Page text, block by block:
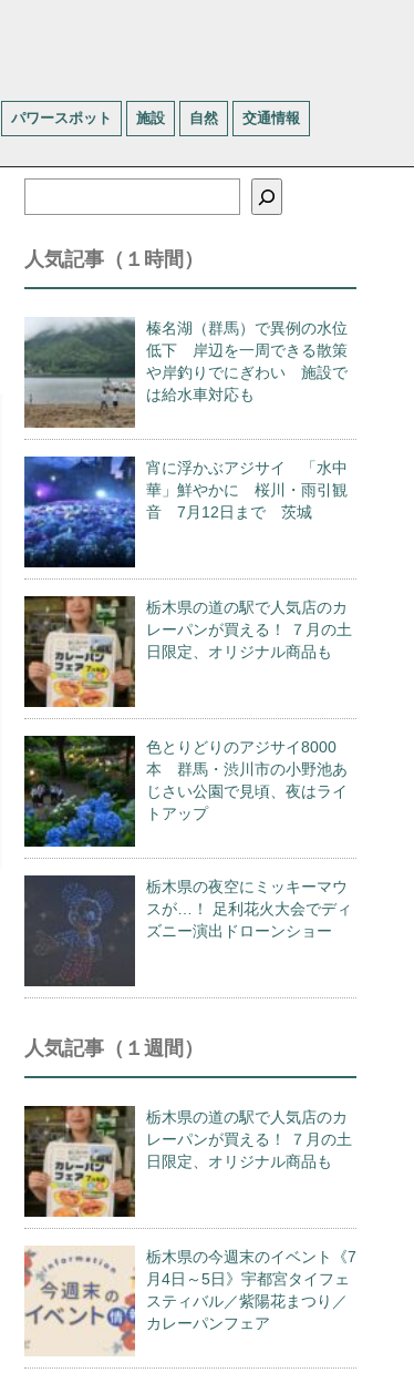
パワースポット 施設 自然 交通情報
索
人気記事（１時間）
榛名湖（群馬）で異例の水位
低下 岸辺を一周できる散策
や岸釣りでにぎわい 施設で
は給水車対応も
宵に浮かぶアジサイ 「水中
華」鮮やかに 桜川・雨引観
音 7月12日まで 茨城
栃木県の道の駅で人気店のカ
レーパンが買える！ ７月の土
日限定、オリジナル商品も
色とりどりのアジサイ8000
本 群馬・渋川市の小野池あ
じさい公園で見頃、夜はライ
トアップ
栃木県の夜空にミッキーマウ
スが…！ 足利花火大会でディ
ズニー演出ドローンショー
人気記事（１週間）
栃木県の道の駅で人気店のカ
レーパンが買える！ ７月の土
日限定、オリジナル商品も
栃木県の今週末のイベント《7
月4日～5日》宇都宮タイフェ
スティバル／紫陽花まつり／
カレーパンフェア